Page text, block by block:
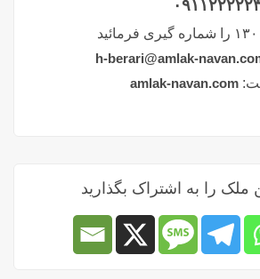
۱۳۰ را شماره گیری فرمائید
h-berari@amlak-
amlak-navan.com
ملک را به اشتراک بگذارید